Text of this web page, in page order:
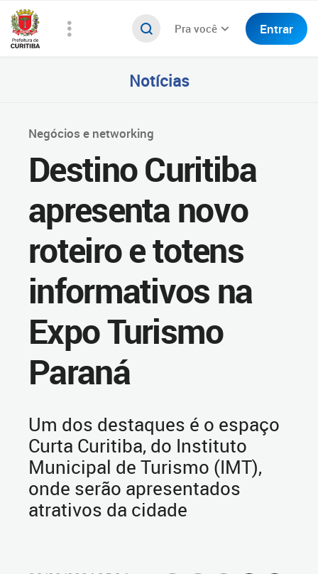
Pra você Entrar
Notícias
Negócios e networking
Destino Curitiba
apresenta novo
roteiro e totens
informativos na
Expo Turismo
Paraná
Um dos destaques é o espaço
Curta Curitiba, do Instituto
Municipal de Turismo (IMT),
onde serão apresentados
atrativos da cidade